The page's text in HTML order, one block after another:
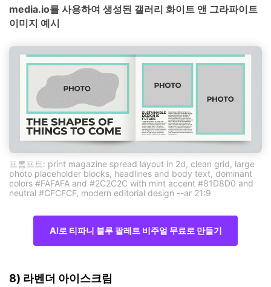
media.io를 사용하여 생성된 갤러리 화이트 앤 그라파이트
이미지 예시
프롬프트: print magazine spread layout in 2d, clean grid, large
photo placeholder blocks, headlines and body text, dominant
colors #FAFAFA and #2C2C2C with mint accent #81D8D0 and
neutral #CFCFCF, modern editorial design --ar 21:9
AI로 티파니 블루 팔레트 비주얼 무료로 만들기
8) 라벤더 아이스크림